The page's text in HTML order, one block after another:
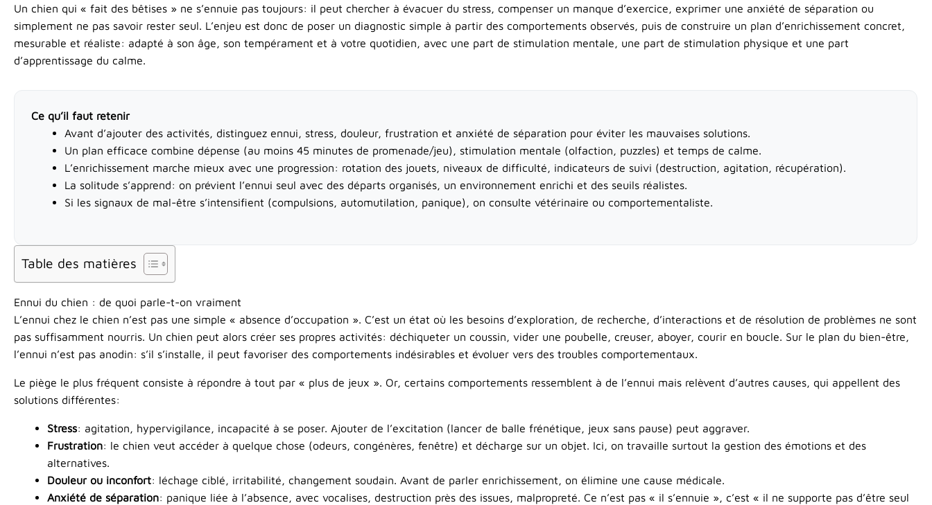
Aller
contenu
Un chien qui « fait des bêtises » ne s’ennuie pas toujours: il peut chercher à évacuer du stress, compenser un manque d’exercice, exprimer une anxiété de séparation ou
simplement ne pas savoir rester seul. L’enjeu est donc de poser un diagnostic simple à partir des comportements observés, puis de construire un plan d’enrichissement concret,
mesurable et réaliste: adapté à son âge, son tempérament et à votre quotidien, avec une part de stimulation mentale, une part de stimulation physique et une part
d’apprentissage du calme.
Ce qu’il faut retenir
Avant d’ajouter des activités, distinguez ennui, stress, douleur, frustration et anxiété de séparation pour éviter les mauvaises solutions.
Un plan efficace combine dépense (au moins 45 minutes de promenade/jeu), stimulation mentale (olfaction, puzzles) et temps de calme.
L’enrichissement marche mieux avec une progression: rotation des jouets, niveaux de difficulté, indicateurs de suivi (destruction, agitation, récupération).
La solitude s’apprend: on prévient l’ennui seul avec des départs organisés, un environnement enrichi et des seuils réalistes.
Si les signaux de mal-être s’intensifient (compulsions, automutilation, panique), on consulte vétérinaire ou comportementaliste.
Table des matières
Ennui du chien : de quoi parle-t-on vraiment
L’ennui chez le chien n’est pas une simple « absence d’occupation ». C’est un état où les besoins d’exploration, de recherche, d’interactions et de résolution de problèmes ne sont
pas suffisamment nourris. Un chien peut alors créer ses propres activités: déchiqueter un coussin, vider une poubelle, creuser, aboyer, courir en boucle. Sur le plan du bien-être,
l’ennui n’est pas anodin: s’il s’installe, il peut favoriser des comportements indésirables et évoluer vers des troubles comportementaux.
Le piège le plus fréquent consiste à répondre à tout par « plus de jeux ». Or, certains comportements ressemblent à de l’ennui mais relèvent d’autres causes, qui appellent des
solutions différentes:
Stress: agitation, hypervigilance, incapacité à se poser. Ajouter de l’excitation (lancer de balle frénétique, jeux sans pause) peut aggraver.
Frustration: le chien veut accéder à quelque chose (odeurs, congénères, fenêtre) et décharge sur un objet. Ici, on travaille surtout la gestion des émotions et des
alternatives.
Douleur ou inconfort: léchage ciblé, irritabilité, changement soudain. Avant de parler enrichissement, on élimine une cause médicale.
Anxiété de séparation: panique liée à l’absence, avec vocalises, destruction près des issues, malpropreté. Ce n’est pas « il s’ennuie », c’est « il ne supporte pas d’être seul